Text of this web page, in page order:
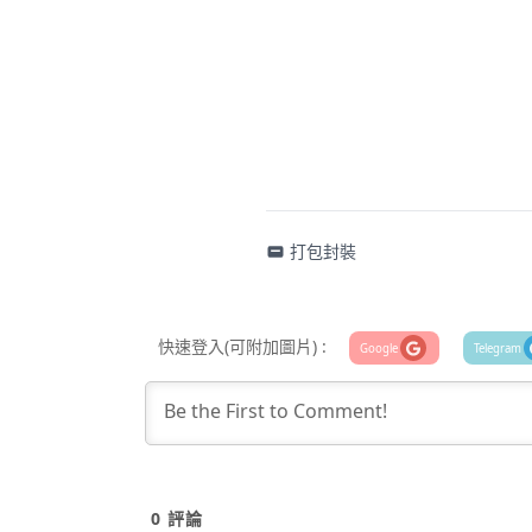
打包封裝
快速登入(可附加圖片) :
0 評論